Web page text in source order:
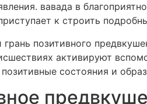
вавада в
к строить
позитивного
активируют
состояния и